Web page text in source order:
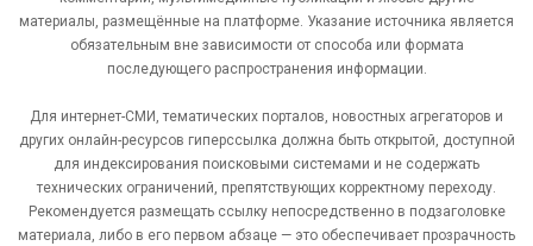
материалы, размещённые на платформе. Указание источника является
обязательным вне зависимости от способа или формата
последующего распространения информации.
Для интернет-СМИ, тематических порталов, новостных агрегаторов и
других онлайн-ресурсов гиперссылка должна быть открытой, доступной
для индексирования поисковыми системами и не содержать
технических ограничений, препятствующих корректному переходу.
Рекомендуется размещать ссылку непосредственно в подзаголовке
материала, либо в его первом абзаце — это обеспечивает прозрачность